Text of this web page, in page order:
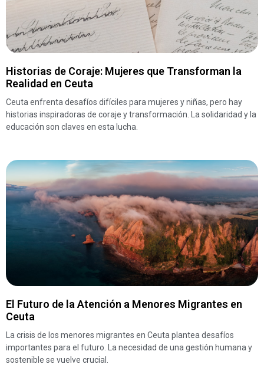
Historias de Coraje: Mujeres que Transforman la
Realidad en Ceuta
Ceuta enfrenta desafíos difíciles para mujeres y niñas, pero hay
historias inspiradoras de coraje y transformación. La solidaridad y la
educación son claves en esta lucha.
El Futuro de la Atención a Menores Migrantes en
Ceuta
La crisis de los menores migrantes en Ceuta plantea desafíos
importantes para el futuro. La necesidad de una gestión humana y
sostenible se vuelve crucial.